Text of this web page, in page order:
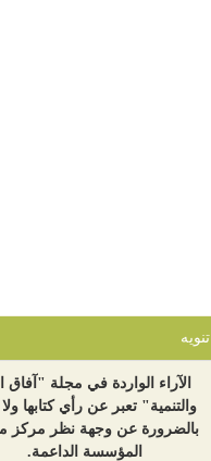
تنويه
الآراء الواردة في مجلة "آفاق
والتنمية" تعبر عن رأي كتابها ولا
بالضرورة عن وجهة نظر مركز
المؤسسة الداعمة.